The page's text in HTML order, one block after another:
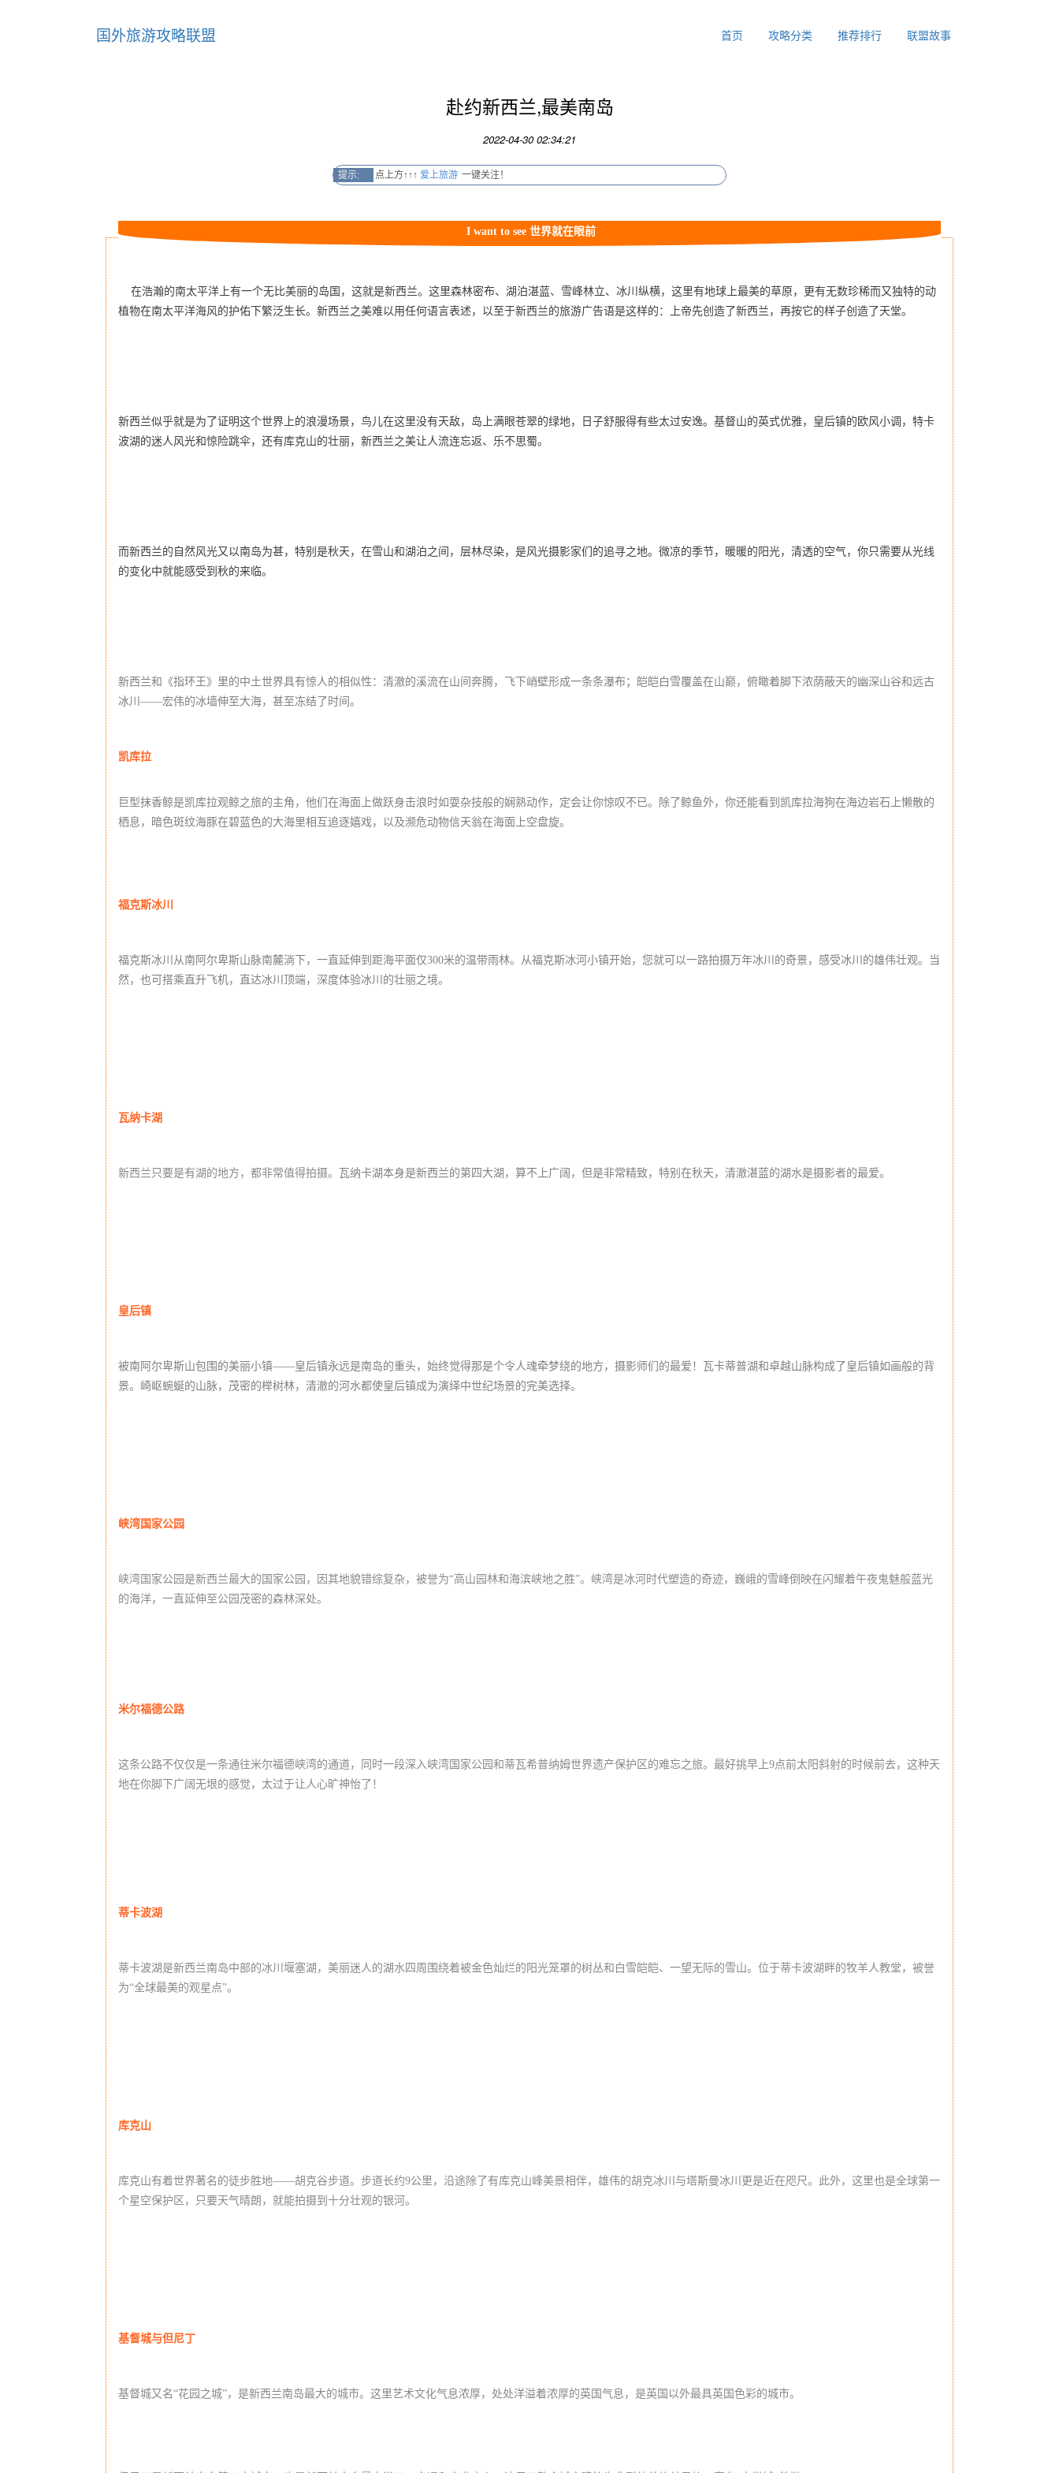
国外旅游攻略联盟 首页 攻略分类 推荐排行 联盟故事
赴约新西兰,最美南岛
2022-04-30 02:34:21
提示: 点上方↑↑↑ 爱上旅游 一键关注！
I want to see 世界就在眼前
在浩瀚的南太平洋上有一个无比美丽的岛国，这就是新西兰。这里森林密布、湖泊湛蓝、雪峰林立、冰川纵横，这里有地球上最美的草原，更有无数珍稀而又独特的动
植物在南太平洋海风的护佑下繁泛生长。新西兰之美难以用任何语言表述，以至于新西兰的旅游广告语是这样的：上帝先创造了新西兰，再按它的样子创造了天堂。
新西兰似乎就是为了证明这个世界上的浪漫场景，鸟儿在这里没有天敌，岛上满眼苍翠的绿地，日子舒服得有些太过安逸。基督山的英式优雅，皇后镇的欧风小调，特卡
波湖的迷人风光和惊险跳伞，还有库克山的壮丽，新西兰之美让人流连忘返、乐不思蜀。
而新西兰的自然风光又以南岛为甚，特别是秋天，在雪山和湖泊之间，层林尽染，是风光摄影家们的追寻之地。微凉的季节，暖暖的阳光，清透的空气，你只需要从光线
的变化中就能感受到秋的来临。
新西兰和《指环王》里的中土世界具有惊人的相似性：清澈的溪流在山间奔腾，飞下峭壁形成一条条瀑布；皑皑白雪覆盖在山巅，俯瞰着脚下浓荫蔽天的幽深山谷和远古
冰川——宏伟的冰墙伸至大海，甚至冻结了时间。
凯库拉
巨型抹香鲸是凯库拉观鲸之旅的主角，他们在海面上做跃身击浪时如耍杂技般的娴熟动作，定会让你惊叹不已。除了鲸鱼外，你还能看到凯库拉海狗在海边岩石上懒散的
栖息，暗色斑纹海豚在碧蓝色的大海里相互追逐嬉戏，以及濒危动物信天翁在海面上空盘旋。
福克斯冰川
福克斯冰川从南阿尔卑斯山脉南麓淌下，一直延伸到距海平面仅300米的温带雨林。从福克斯冰河小镇开始，您就可以一路拍摄万年冰川的奇景，感受冰川的雄伟壮观。当
然，也可搭乘直升飞机，直达冰川顶端，深度体验冰川的壮丽之境。
瓦纳卡湖
新西兰只要是有湖的地方，都非常值得拍摄。 瓦纳卡湖本身是新西兰的第四大湖，算不上广阔，但是非常精致，特别在秋天，清澈湛蓝的湖水是摄影者的最爱。
皇后镇
被南阿尔卑斯山包围的美丽小镇——皇后镇永远是南岛的重头，始终觉得那是个令人魂牵梦绕的地方，摄影师们的最爱！瓦卡蒂普湖和卓越山脉构成了皇后镇如画般的背
景。崎岖蜿蜒的山脉，茂密的榉树林，清澈的河水都使皇后镇成为演绎中世纪场景的完美选择。
峡湾国家公园
峡湾国家公园是新西兰最大的国家公园， 因其地貌错综复杂，被誉为“高山园林和海滨峡地之胜”。峡湾是冰河时代塑造的奇迹，巍峨的雪峰倒映在闪耀着午夜鬼魅般蓝光
的海洋，一直延伸至公园茂密的森林深处。
米尔福德公路
这条公路不仅仅是一条通往米尔福德峡湾的通道，同时一段深入峡湾国家公园和蒂瓦希普纳姆世界遗产保护区的难忘之旅。 最好挑早上9点前太阳斜射的时候前去，这种天
地在你脚下广阔无垠的感觉，太过于让人心旷神怡了！
蒂卡波湖
蒂卡波湖是新西兰南岛中部的冰川堰塞湖，美丽迷人的湖水四周围绕着被金色灿烂的阳光笼罩的树丛和白雪皑皑、一望无际的雪山。位于蒂卡波湖畔的牧羊人教堂，被誉
为“全球最美的观星点”。
库克山
库克山有着世界著名的徒步胜地——胡克谷步道。步道长约9公里，沿途除了有库克山峰美景相伴，雄伟的胡克冰川与塔斯曼冰川更是近在咫尺。此外，这里也是全球第一
个星空保护区，只要天气晴朗，就能拍摄到十分壮观的银河。
基督城与但尼丁
基督城又名“花园之城”，是新西兰南岛最大的城市。这里艺术文化气息浓厚，处处洋溢着浓厚的英国气息，是英国以外最具英国色彩的城市。